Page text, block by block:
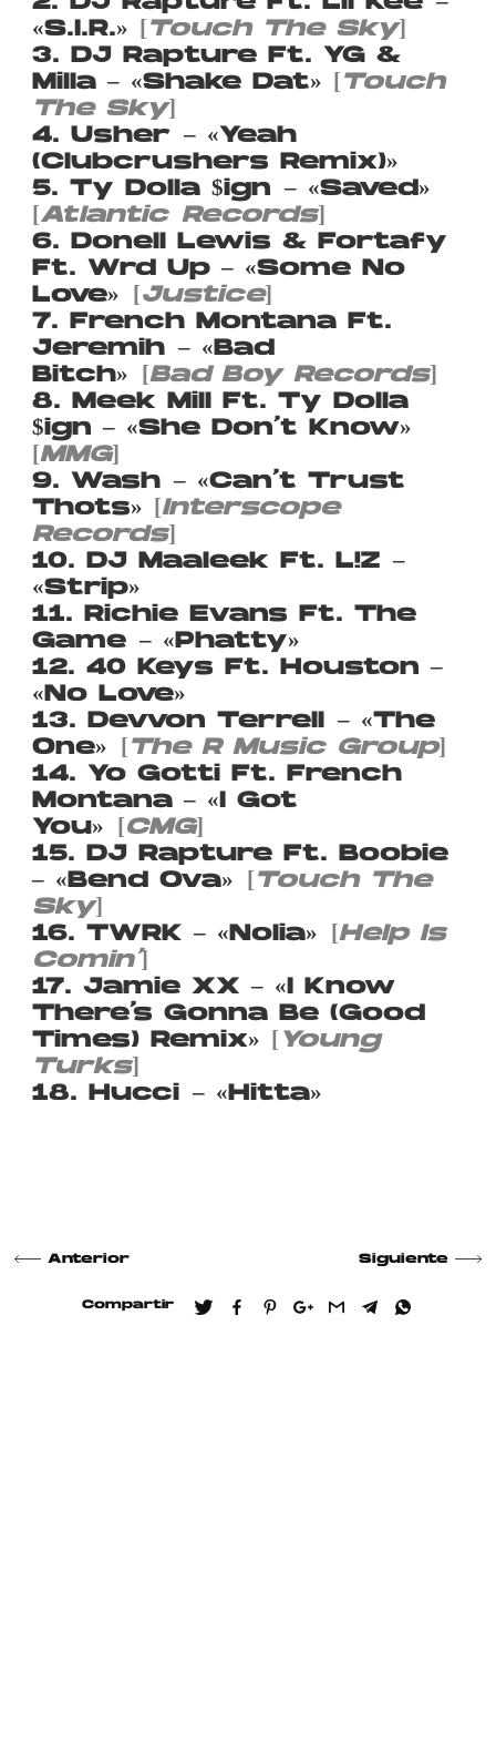
«S.I.R.»
Touch The Sky]
3. DJ Rapture Ft. YG &
Milla – «Shake Dat»
Touch
The Sky]
4. Usher – «Yeah
(Clubcrushers Remix)»
5. Ty Dolla $ign – «Saved»
Atlantic Records]
6. Donell Lewis & Fortafy
Ft. Wrd Up – «Some No
Love»
Justice]
7. French Montana Ft.
Jeremih – «Bad
Bitch»
[Bad Boy Records]
8. Meek Mill Ft. Ty Dolla
$ign – «She Don’t Know»
[MMG]
9. Wash – «Can’t Trust
Thots»
Interscope
Records]
10. DJ Maaleek Ft. L!Z –
«Strip»
11. Richie Evans Ft. The
Game – «Phatty»
12. 40 Keys Ft. Houston –
«No Love»
13. Devvon Terrell – «The
One»
The R Music Group]
14. Yo Gotti Ft. French
Montana – «I Got
You»
CMG]
15. DJ Rapture Ft. Boobie
– «Bend Ova»
Touch The
Sky]
16. TWRK – «Nolia»
[Help Is
Comin’]
17. Jamie XX – «I Know
There’s Gonna Be (Good
Times) Remix»
Young
Turks]
18. Hucci – «Hitta»
Anterior Siguiente
Compartir